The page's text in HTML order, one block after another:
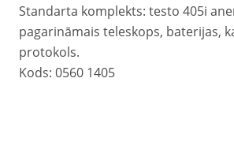
Standarta komplekts: testo 405i
pagarināmais teleskops, baterijas,
protokols.
Kods: 0560 1405